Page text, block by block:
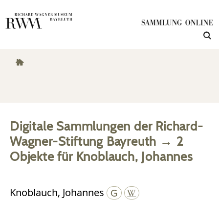
Digitale Sammlungen der Richard-
Wagner-Stiftung Bayreuth → 2
Objektefür Knoblauch, Johannes
Knoblauch, Johannes